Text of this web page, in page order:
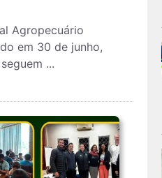
Agropecuário
em 30 de junho,
...